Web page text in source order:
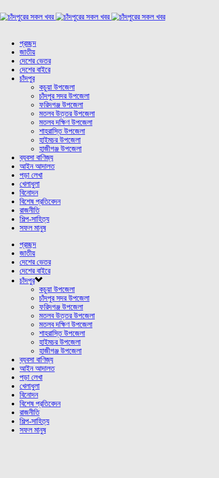
প্রচ্ছদ
জাতীয়
দেশের ভেতর
দেশের বাইরে
চাঁদপুর
কচুয়া উপজেলা
চাঁদপুর সদর উপজেলা
ফরিদগঞ্জ উপজেলা
মতলব উত্তর উপজেলা
মতলব দক্ষিণ উপজেলা
শাহরাস্তি উপজেলা
হাইমচর উপজেলা
হাজীগঞ্জ উপজেলা
ব্যবসা বাণিজ্য
আইন আদালত
পড়া লেখা
খেলাধুলা
বিনোদন
বিশেষ প্রতিবেদন
রাজনীতি
শিল্প-সাহিত্য
সফল মানুষ
প্রচ্ছদ
জাতীয়
দেশের ভেতর
দেশের বাইরে
চাঁদপুর
কচুয়া উপজেলা
চাঁদপুর সদর উপজেলা
ফরিদগঞ্জ উপজেলা
মতলব উত্তর উপজেলা
মতলব দক্ষিণ উপজেলা
শাহরাস্তি উপজেলা
হাইমচর উপজেলা
হাজীগঞ্জ উপজেলা
ব্যবসা বাণিজ্য
আইন আদালত
পড়া লেখা
খেলাধুলা
বিনোদন
বিশেষ প্রতিবেদন
রাজনীতি
শিল্প-সাহিত্য
সফল মানুষ